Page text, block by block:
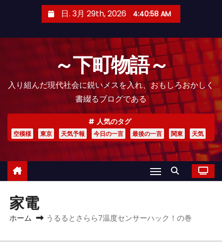
日. 3月 29th, 2026 4:40:59 AM
～下町物語～
入り組んだ現代社会に鋭いメスを入れ、おもしろおかしく
書綴るブログである
人気のタグ
空模様 東京 天気予報 今日の一言 最後の一言 関東 天気
家電
ホーム うるるとさらら7温度センサーハック！の巻